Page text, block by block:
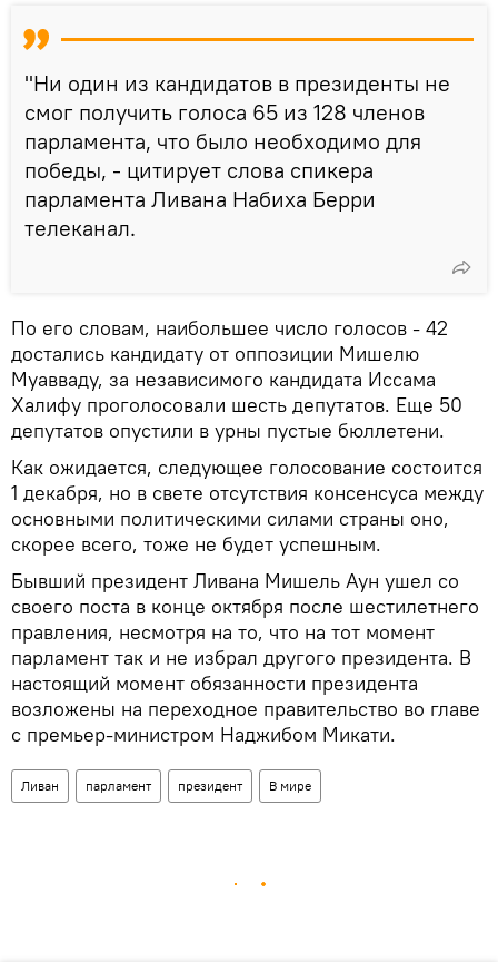
"Ни один из кандидатов в президенты не
смог получить голоса 65 из 128 членов
парламента, что было необходимо для
победы, - цитирует слова спикера
парламента Ливана Набиха Берри
телеканал.
По его словам, наибольшее число голосов - 42
достались кандидату от оппозиции Мишелю
Муавваду, за независимого кандидата Иссама
Халифу проголосовали шесть депутатов. Еще 50
депутатов опустили в урны пустые бюллетени.
Как ожидается, следующее голосование состоится
1 декабря, но в свете отсутствия консенсуса между
основными политическими силами страны оно,
скорее всего, тоже не будет успешным.
Бывший президент Ливана Мишель Аун ушел со
своего поста в конце октября после шестилетнего
правления, несмотря на то, что на тот момент
парламент так и не избрал другого президента. В
настоящий момент обязанности президента
возложены на переходное правительство во главе
с премьер-министром Наджибом Микати.
Ливан парламент президент В мире